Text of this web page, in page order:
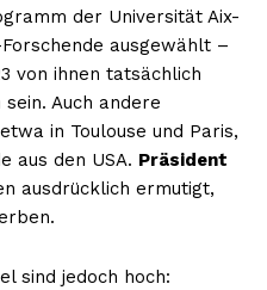
der Universität Aix-
ausgewählt –
von ihnen tatsächlich
Auch andere
in Toulouse und Paris,
aus den USA. Präsident
ausdrücklich ermutigt,
sind jedoch hoch: